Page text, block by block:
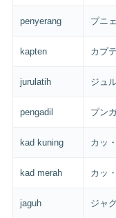
penyerang プニ
kapten カプ
jurulatih ジュ
pengadil プン
kad kuning カッ
kad merah カッ
jaguh ジャ